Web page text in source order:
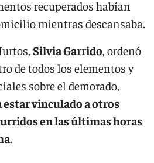
recuperados habían
mientras descansaba.
Silvia Garrido, ordenó
de todos los elementos y
sobre el demorado,
estar vinculado a otros
en las últimas horas
.